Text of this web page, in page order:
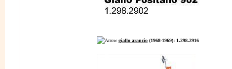
giallo arancio (1968-1969): 1.298.2916